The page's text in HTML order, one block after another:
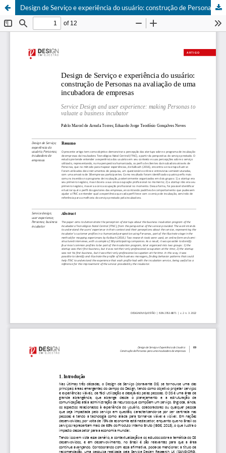
Design de Serviço e experiência do usuário: construção de Personas na avaliação de uma incubadora de empresas